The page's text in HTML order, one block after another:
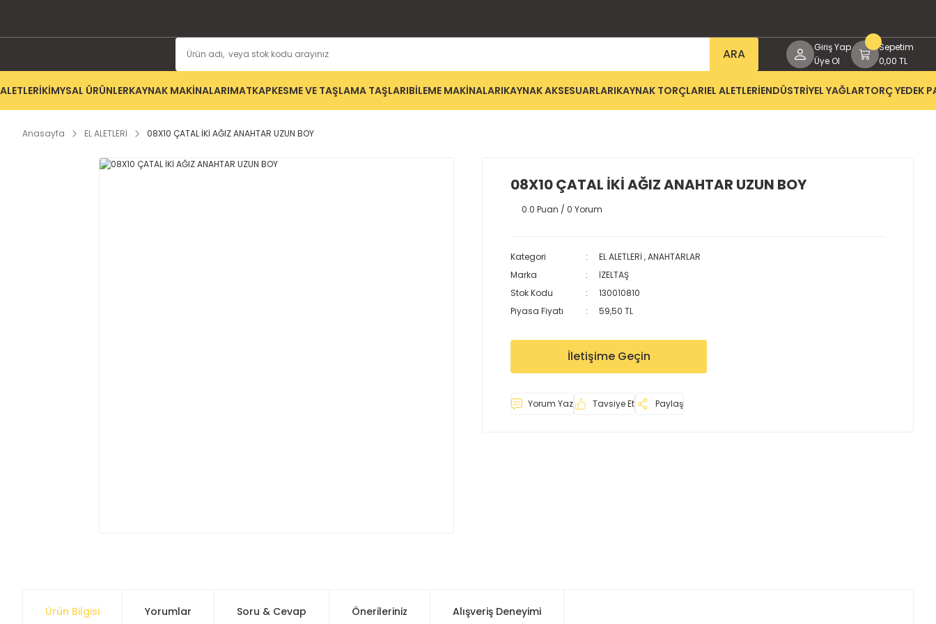
ARA
Giriş Yap
Üye Ol
Sepetim
0,00 TL
KİMYSAL ÜRÜNLERKAYNAK MAKİNALARIMATKAPKESME VE TAŞLAMA TAŞLARIBİLEME MAKİNALARIKAYNAK AKSESUARLARIKAYNAK TORÇLARIEL ALETLERİENDÜSTRİYEL YAĞLARTORÇ YEDEK
Anasayfa EL ALETLERİ 08X10 ÇATAL İKİ AĞIZ ANAHTAR UZUN BOY
08X10 ÇATAL İKİ AĞIZ ANAHTAR UZUN BOY
0.0 Puan / 0 Yorum
Kategori EL ALETLERİ ,ANAHTARLAR
Marka
İZELTAŞ
Stok Kodu
130010810
Piyasa Fiyatı
59,50 TL
İletişime Geçin
Yorum Yaz Tavsiye Et Paylaş
Ürün Bilgisi Yorumlar Soru & Cevap Önerileriniz Alışveriş Deneyimi